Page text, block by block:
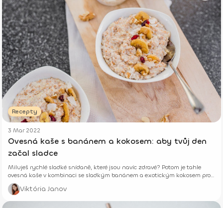
Recepty
3 Mar 2022
Ovesná kaše s banánem a kokosem: aby tvůj den
začal sladce
Miluješ rychlé sladké snídaně, které jsou navíc zdravé? Potom je tahle
ovesná kaše v kombinaci se sladkým banánem a exotickým kokosem pro
tebe to pravé.
Viktória Janov